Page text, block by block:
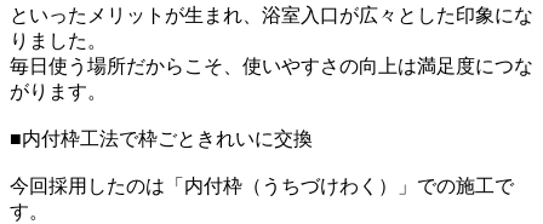
といったメリットが生まれ、浴室入口が広々とした印象にな
りました。
毎日使う場所だからこそ、使いやすさの向上は満足度につな
がります。
■内付枠工法で枠ごときれいに交換
今回採用したのは「内付枠（うちづけわく）」での施工で
す。